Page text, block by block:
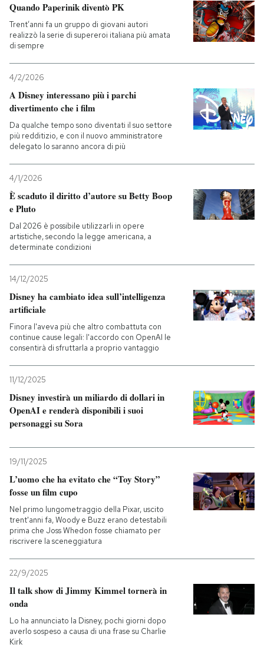
Quando Paperinik diventò PK
Trent’anni fa un gruppo di giovani autori
realizzò la serie di supereroi italiana più amata
di sempre
4/2/2026
A Disney interessano più i parchi
divertimento che i film
Da qualche tempo sono diventati il suo settore
più redditizio, e con il nuovo amministratore
delegato lo saranno ancora di più
4/1/2026
È scaduto il diritto d’autore su Betty Boop
e Pluto
Dal 2026 è possibile utilizzarli in opere
artistiche, secondo la legge americana, a
determinate condizioni
14/12/2025
Disney ha cambiato idea sull’intelligenza
artificiale
Finora l'aveva più che altro combattuta con
continue cause legali: l'accordo con OpenAI le
consentirà di sfruttarla a proprio vantaggio
11/12/2025
Disney investirà un miliardo di dollari in
OpenAI e renderà disponibili i suoi
personaggi su Sora
19/11/2025
L’uomo che ha evitato che “Toy Story”
fosse un film cupo
Nel primo lungometraggio della Pixar, uscito
trent'anni fa, Woody e Buzz erano detestabili
prima che Joss Whedon fosse chiamato per
riscrivere la sceneggiatura
22/9/2025
Il talk show di Jimmy Kimmel tornerà in
onda
Lo ha annunciato la Disney, pochi giorni dopo
averlo sospeso a causa di una frase su Charlie
Kirk